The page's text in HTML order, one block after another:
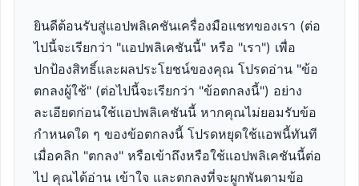
ยินดีต้อนรับสู่แอปพลิเคชันเครื่องมือแชทของเรา (ต่อ
ไปนี้จะเรียกว่า "แอปพลิเคชันนี้" หรือ "เรา") เพื่อ
ปกป้องสิทธิ์และผลประโยชน์ของคุณ โปรดอ่าน "ข้อ
ตกลงผู้ใช้" (ต่อไปนี้จะเรียกว่า "ข้อตกลงนี้") อย่าง
ละเอียดก่อนใช้แอปพลิเคชันนี้ หากคุณไม่ยอมรับข้อ
กำหนดใด ๆ ของข้อตกลงนี้ โปรดหยุดใช้แอพนี้ทันที
เมื่อคลิก "ตกลง" หรือเข้าถึงหรือใช้แอปพลิเคชันนี้ต่อ
ไป คุณได้อ่าน เข้าใจ และตกลงที่จะผูกพันตามข้อ